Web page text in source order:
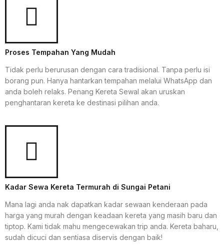
Proses Tempahan Yang Mudah
Tidak perlu berurusan dengan cara tradisional. Tanpa perlu isi
borang pun. Hanya hantarkan tempahan melalui WhatsApp dan
anda boleh relaks. Penang Kereta Sewal akan uruskan
penghantaran kereta ke destinasi pilihan anda.
Kadar Sewa Kereta Termurah di Sungai Petani
Mana lagi anda nak dapatkan kadar sewaan kenderaan pada
harga yang murah dengan keadaan kereta yang masih baru dan
tiptop. Kami tidak mahu mengecewakan trip anda. Kereta baharu,
sudah dicuci dan sentiasa diservis dengan baik!